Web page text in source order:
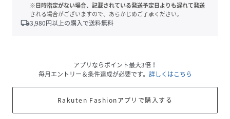
※日時指定がない場合、記載されている発送予定日よりも遅れて発送
される場合がございますので、あらかじめご了承ください。
local_shipping3,980円以上の購入で送料無料
アプリならポイント最大3倍！
毎月エントリー＆条件達成が必要です。 詳しくはこちら
Rakuten Fashionアプリで購入する